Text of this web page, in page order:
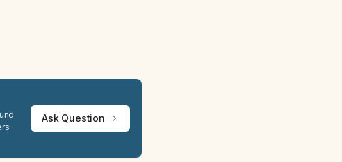
Ask Question